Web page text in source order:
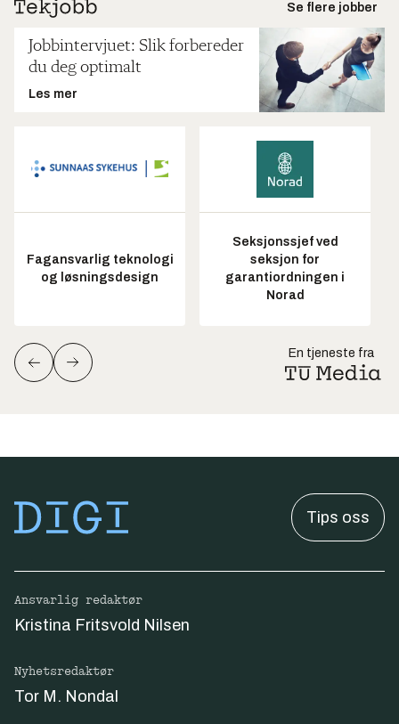
Se flere jobber
Jobbintervjuet: Slik forbereder
du deg optimalt
Les mer
Fagansvarlig teknologi
og løsningsdesign
Seksjonssjef ved
seksjon for
garantiordningen i
Norad
En tjeneste fra
Tips oss
Ansvarlig redaktør
Kristina Fritsvold Nilsen
Nyhetsredaktør
Tor M. Nondal